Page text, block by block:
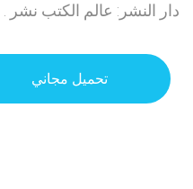
دار النشر: عالم الكتب نشر .
تحميل مجاني